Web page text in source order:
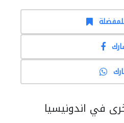
في اندونيسيا